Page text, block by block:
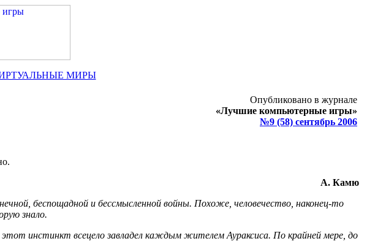
МИРЫ
Опубликовано в журнале
«Лучшие компьютерные игры»
№9 (58) сентябрь 2006
А. Камю
беспощадной и бессмысленной войны. Похоже, человечество, наконец-то
знало.
инстинкт всецело завладел каждым жителем Аураксиса. По крайней мере, до